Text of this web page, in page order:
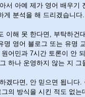
서 아예 제가 영어 배우기
게 분석을 해 드리겠습니다.
이해 못 한다면, 부탁하건
명 영어 블로그 또는 유명
어민과 7시간 토론이 안
하나 운영하지 않는 지 그
겠다면, 안 믿으면 됩니다
의 방식을 시킨 적도 없